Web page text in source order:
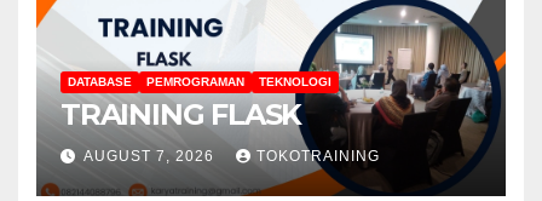
DATABASE PEMROGRAMAN TEKNOLOGI
TRAINING FLASK
AUGUST 7, 2026 TOKOTRAINING